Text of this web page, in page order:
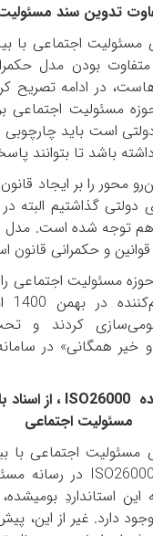
تدوین سند
اجتماعی با
بودن مدل
در ادامه تصریح
درصد حوزه مسئولیت
است باید
باشد تا بتوانند
محور را بر ایجاد
دولتی گذاشتیم البته
توجه شده است. مدل
و حکمرانی قانون
مسئولیت اجتماعی را
کردند و
خیر همگانی» در
ISO26000 ، از
مسئولیت اجتماعی
مسئولیت اجتماعی با
ISO26000 در رسانه
استانداردِ
دارد. غیر از این،